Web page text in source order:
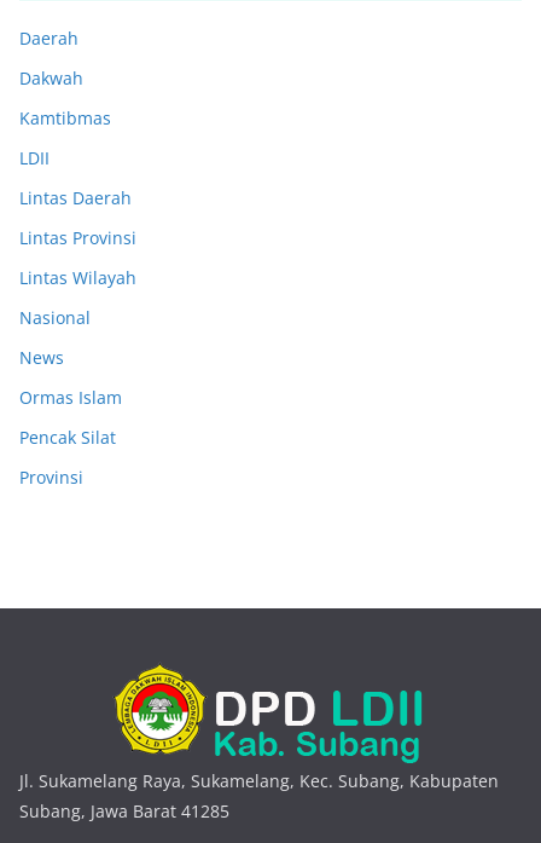
Daerah
Dakwah
Kamtibmas
LDII
Lintas Daerah
Lintas Provinsi
Lintas Wilayah
Nasional
News
Ormas Islam
Pencak Silat
Provinsi
Jl. Sukamelang Raya, Sukamelang, Kec. Subang, Kabupaten
Subang, Jawa Barat 41285